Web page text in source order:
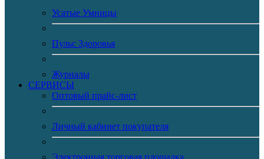
Усатые Умницы
Пульс Здоровья
Журналы
CЕРВИСЫ
Оптовый прайс-лист
Личный кабинет покупателя
Электронная торговая площадка